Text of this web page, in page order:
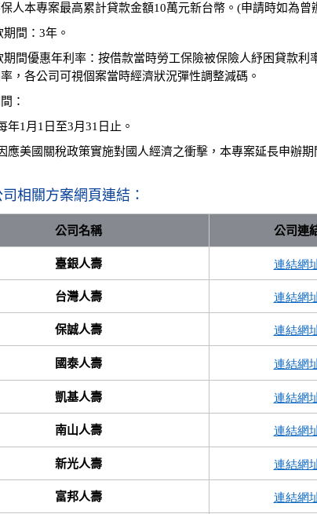
人本專案最高累計貸款金額10萬元新台幣。(申請時如為
間：3年。
期間優惠年利率：按借款當時勞工保險被保險人紓困貸款
，各公司可視個案當時經濟狀況彈性調整減碼。
：
年1月1日至3月31日止。
應美國關稅政策實施對國人經濟之衝擊，本專案延長申辦期
相關方案網頁連結：
公司名稱 公司連
臺銀人壽 連結網
台灣人壽 連結網
保誠人壽 連結網
國泰人壽 連結網
凱基人壽 連結網
南山人壽 連結網
新光人壽 連結網
富邦人壽 連結網